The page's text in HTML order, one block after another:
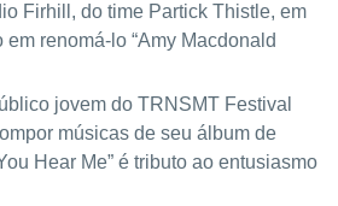
Firhill, do time Partick Thistle, em
renomá-lo “Amy Macdonald
jovem do TRNSMT Festival
músicas de seu álbum de
Hear Me” é tributo ao entusiasmo